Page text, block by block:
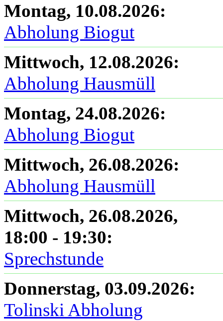
Montag, 10.08.2026:
Abholung Biogut
Mittwoch, 12.08.2026:
Abholung Hausmüll
Montag, 24.08.2026:
Abholung Biogut
Mittwoch, 26.08.2026:
Abholung Hausmüll
Mittwoch, 26.08.2026,
18:00 - 19:30:
Sprechstunde
Donnerstag, 03.09.2026:
Tolinski Abholung